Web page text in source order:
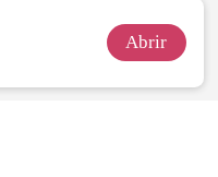
Abrir